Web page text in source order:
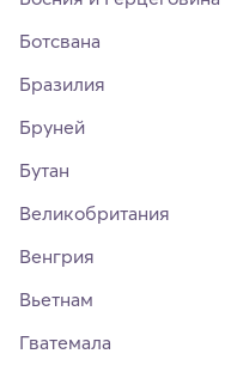
Ботсвана
Бразилия
Бруней
Бутан
Великобритания
Венгрия
Вьетнам
Гватемала